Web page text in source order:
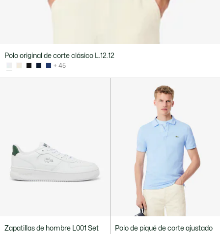
Polo original de corte clásico L.12.12
+ 45
Zapatillas de hombre L001 Set
Polo de piqué de corte ajustado